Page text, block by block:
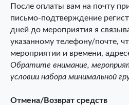
После оплаты вам на почту
письмо-подтверждение
дней до мероприятия я
указанному телефону/почте,
мероприятии и времени,
Обратите внимание,
условии набора минимальной
Отмена/Возврат средств